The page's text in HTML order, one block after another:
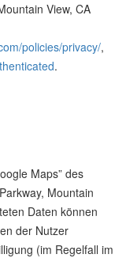
View, CA
policies/privacy/,
.
Maps” des
Mountain
Daten können
der Nutzer
(im Regelfall im